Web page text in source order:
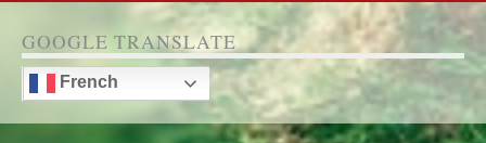
GOOGLE TRANSLATE
French